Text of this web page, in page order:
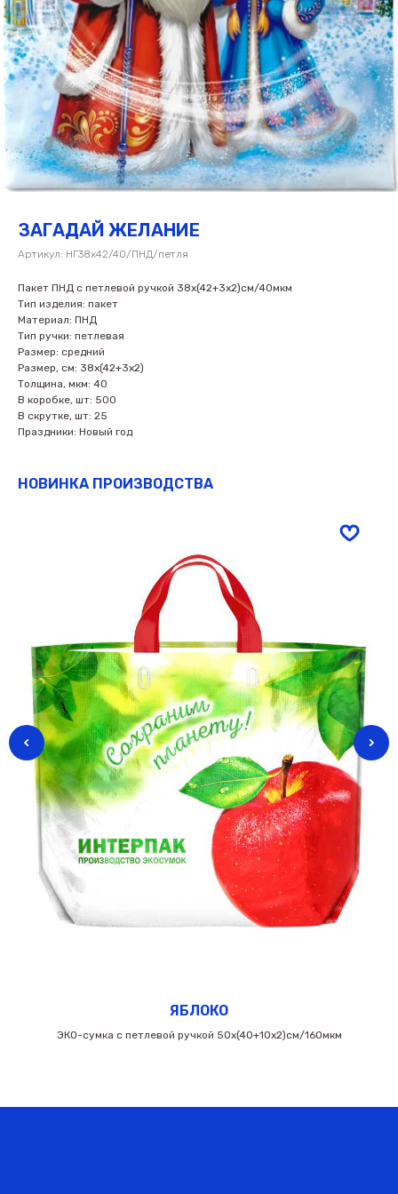
ЗАГАДАЙ ЖЕЛАНИЕ
Артикул: НГ38х42/40/ПНД/петля
Пакет ПНД с петлевой ручкой 38х(42+3х2)см/40мкм
Тип изделия: пакет
Материал: ПНД
Тип ручки: петлевая
Размер: средний
Размер, см: 38х(42+3х2)
Толщина, мкм: 40
В коробке, шт: 500
В скрутке, шт: 25
Праздники: Новый год
НОВИНКА ПРОИЗВОДСТВА
ЯБЛОКО
ЭКО-сумка с петлевой ручкой 50х(40+10х2)см/160мкм